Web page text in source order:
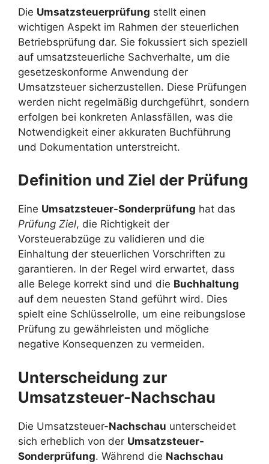
Die Umsatzsteuerprüfung stellt einen
wichtigen Aspekt im Rahmen der steuerlichen
Betriebsprüfung dar. Sie fokussiert sich speziell
auf umsatzsteuerliche Sachverhalte, um die
gesetzeskonforme Anwendung der
Umsatzsteuer sicherzustellen. Diese Prüfungen
werden nicht regelmäßig durchgeführt, sondern
erfolgen bei konkreten Anlassfällen, was die
Notwendigkeit einer akkuraten Buchführung
und Dokumentation unterstreicht.
Definition und Ziel der Prüfung
Eine Umsatzsteuer-Sonderprüfung hat das
Prüfung Ziel, die Richtigkeit der
Vorsteuerabzüge zu validieren und die
Einhaltung der steuerlichen Vorschriften zu
garantieren. In der Regel wird erwartet, dass
alle Belege korrekt sind und die Buchhaltung
auf dem neuesten Stand geführt wird. Dies
spielt eine Schlüsselrolle, um eine reibungslose
Prüfung zu gewährleisten und mögliche
negative Konsequenzen zu vermeiden.
Unterscheidung zur
Umsatzsteuer-Nachschau
Die Umsatzsteuer-Nachschau unterscheidet
sich erheblich von der Umsatzsteuer-
Sonderprüfung. Während die Nachschau